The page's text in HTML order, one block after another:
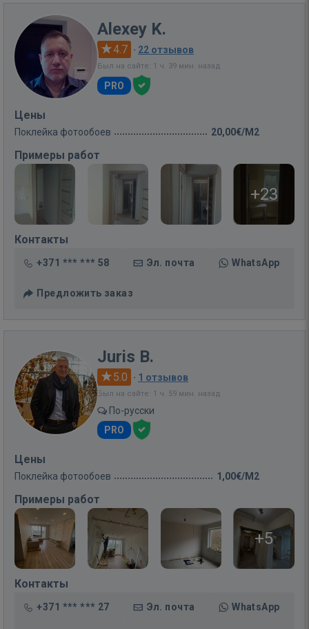
Alexey K.
4.7 · 22 отзывов
Был на сайте: 1 ч. 39 мин. назад
PRO
Цены
Поклейка фотообоев 20,00€/M2
Примеры работ
+23
Контакты
+371 *** *** 58 Эл. почта WhatsApp
Предложить заказ
Juris B.
5.0 · 1 отзывов
Был на сайте: 1 ч. 59 мин. назад
По-русски
PRO
Цены
Поклейка фотообоев 1,00€/M2
Примеры работ
+5
Контакты
+371 *** *** 27 Эл. почта WhatsApp